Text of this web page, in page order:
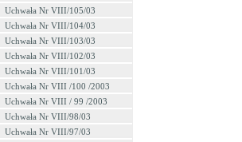
Uchwała Nr VIII/105/03
Uchwała Nr VIII/104/03
Uchwała Nr VIII/103/03
Uchwała Nr VIII/102/03
Uchwała Nr VIII/101/03
Uchwała Nr VIII /100 /2003
Uchwała Nr VIII / 99 /2003
Uchwała Nr VIII/98/03
Uchwała Nr VIII/97/03